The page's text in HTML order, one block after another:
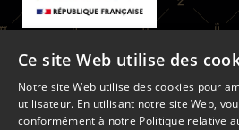
sur
Faceook
sursur
titre de la catégorie d'action suivante :
ACTIONS DE FORMATION
LIVRET
Ce site Web utilise des
Notre site Web utilise des cookies pour
utilisateur. En utilisant notre site Web,
conformément à notre Politique relative